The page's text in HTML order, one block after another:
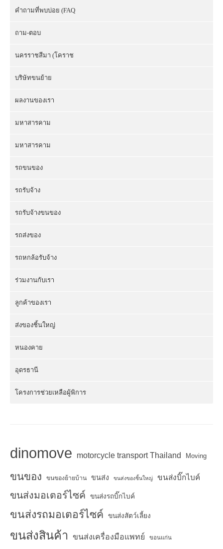
คำถามที่พบบ่อย (FAQ
ถาม-ตอบ
นครราชสีมา (โคราช
บริษัทขนย้าย
ผลงานของเรา
มหาสารคาม
มหาสารคาม
รถขนของ
รถรับจ้าง
รถรับจ้างขนของ
รถส่งของ
รถหกล้อรับจ้าง
ร่วมงานกับเรา
ลูกค้าของเรา
ส่งของชิ้นใหญ่
หนองคาย
อุดรธานี
โครงการช่วยเหลือผู้พิการ
dinomove motorcycle transport Thailand Moving
ขนของ ขนของย้ายบ้าน ขนส่ง ขนส่งของชิ้นใหญ่ ขนส่งบิ๊กไบค์
ขนส่งมอเตอร์ไซค์ ขนส่งรถบิ๊กไบค์
ขนส่งรถมอเตอร์ไซค์ ขนส่งสัตว์เลี้ยง
ขนส่งสินค้า ขนส่งเครื่องมือแพทย์ ขอนแก่น